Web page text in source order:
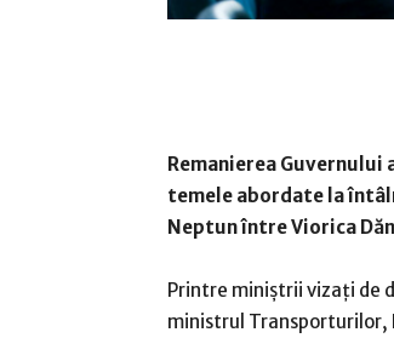
Remanierea
temele abordate la
Neptun între Viorica
Printre miniştrii vizaţi de
ministrul Transporturilor,